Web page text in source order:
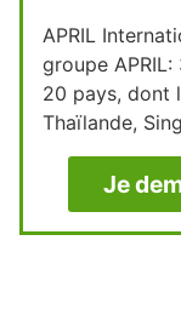
APRIL
groupe
20 pays, dont
Thaïlande,
Je